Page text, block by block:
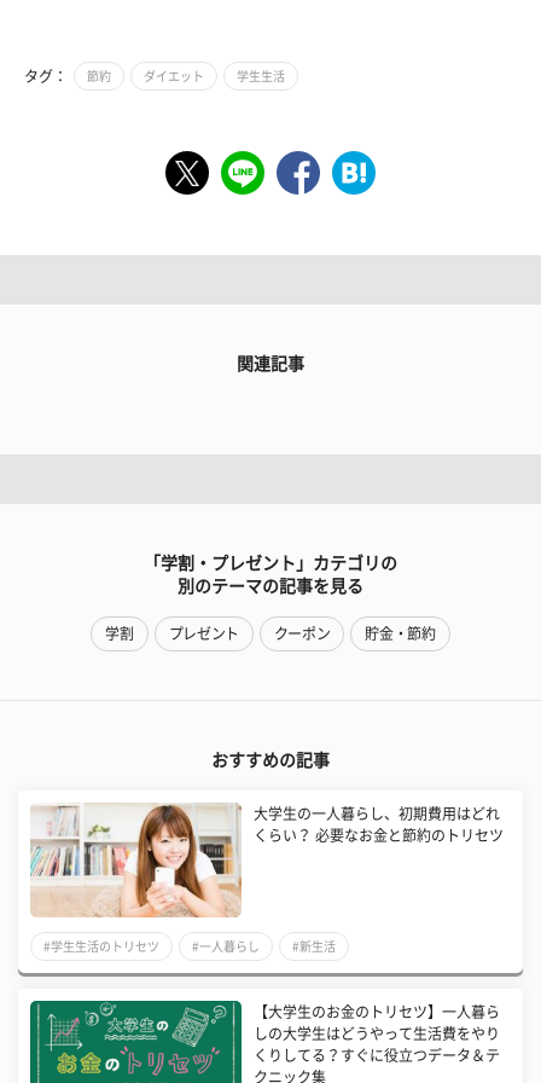
タグ： 節約 ダイエット 学生生活
関連記事
「学割・プレゼント」カテゴリの
別のテーマの記事を見る
学割 プレゼント クーポン 貯金・節約
おすすめの記事
大学生の一人暮らし、初期費用はどれ
くらい？ 必要なお金と節約のトリセツ
#学生生活のトリセツ #一人暮らし #新生活
【大学生のお金のトリセツ】一人暮ら
しの大学生はどうやって生活費をやり
くりしてる？すぐに役立つデータ＆テ
クニック集